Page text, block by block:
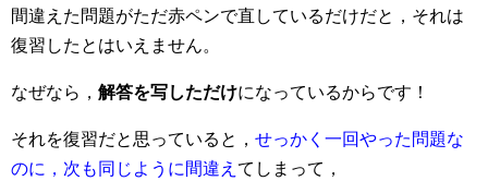
間違えた問題がただ赤ペンで直しているだけだと，それは
復習したとはいえません。
なぜなら， 解答を写しただけになっているからです！
それを復習だと思っていると， せっかく一回やった問題な
のに，次も同じように間違え てしまって，